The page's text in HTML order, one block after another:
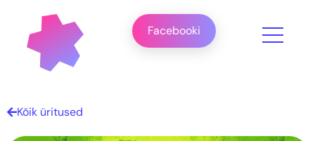
Facebooki
Kõik üritused